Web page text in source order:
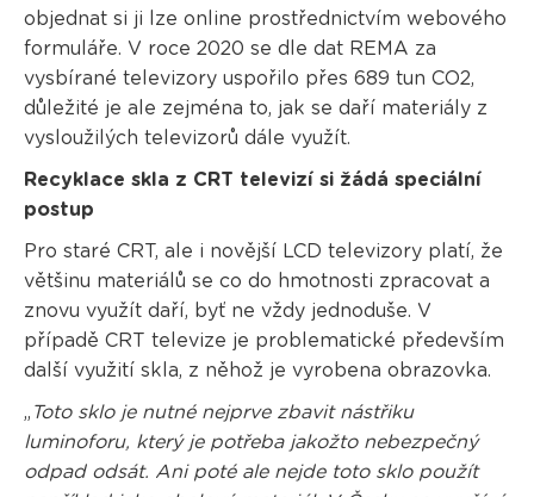
objednat si ji lze online prostřednictvím webového
formuláře. V roce 2020 se dle dat REMA za
vysbírané televizory uspořilo přes 689 tun CO2,
důležité je ale zejména to, jak se daří materiály z
vysloužilých televizorů dále využít.
Recyklace skla z CRT televizí si žádá speciální
postup
Pro staré CRT, ale i novější LCD televizory platí, že
většinu materiálů se co do hmotnosti zpracovat a
znovu využít daří, byť ne vždy jednoduše. V
případě CRT televize je problematické především
další využití skla, z něhož je vyrobena obrazovka.
„ Toto sklo je nutné nejprve zbavit nástřiku
luminoforu, který je potřeba jakožto nebezpečný
odpad odsát. Ani poté ale nejde toto sklo použít